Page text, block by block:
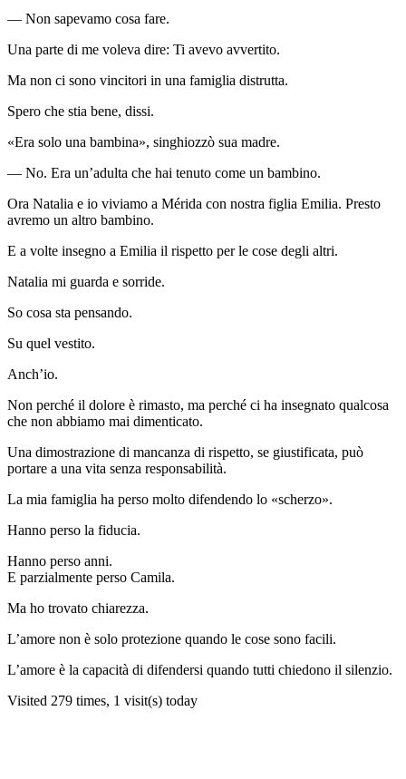
— Non sapevamo cosa fare.
Una parte di me voleva dire: Ti avevo avvertito.
Ma non ci sono vincitori in una famiglia distrutta.
Spero che stia bene, dissi.
«Era solo una bambina», singhiozzò sua madre.
— No. Era un’adulta che hai tenuto come un bambino.
Ora Natalia e io viviamo a Mérida con nostra figlia Emilia. Presto
avremo un altro bambino.
E a volte insegno a Emilia il rispetto per le cose degli altri.
Natalia mi guarda e sorride.
So cosa sta pensando.
Su quel vestito.
Anch’io.
Non perché il dolore è rimasto, ma perché ci ha insegnato qualcosa
che non abbiamo mai dimenticato.
Una dimostrazione di mancanza di rispetto, se giustificata, può
portare a una vita senza responsabilità.
La mia famiglia ha perso molto difendendo lo «scherzo».
Hanno perso la fiducia.
Hanno perso anni.
E parzialmente perso Camila.
Ma ho trovato chiarezza.
L’amore non è solo protezione quando le cose sono facili.
L’amore è la capacità di difendersi quando tutti chiedono il silenzio.
Visited 279 times, 1 visit(s) today